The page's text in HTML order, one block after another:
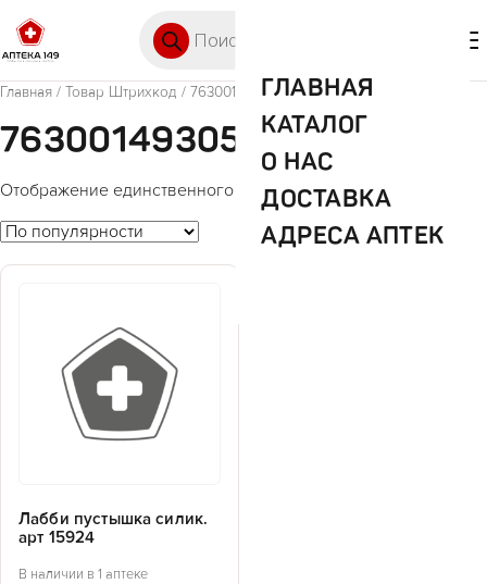
ГЛАВНАЯ
КАТАЛОГ
О НАС
ДОСТАВКА
АДРЕСА АПТЕК
Главная / Товар Штрихкод / 7630014930517
7630014930517
Отображение единственного товара
Лабби пустышка силик.
арт 15924
В наличии в 1 аптеке